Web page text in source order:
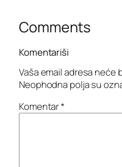
Comments
Komentariši
Vaša email adresa neće
Neophodna polja su
Komentar*